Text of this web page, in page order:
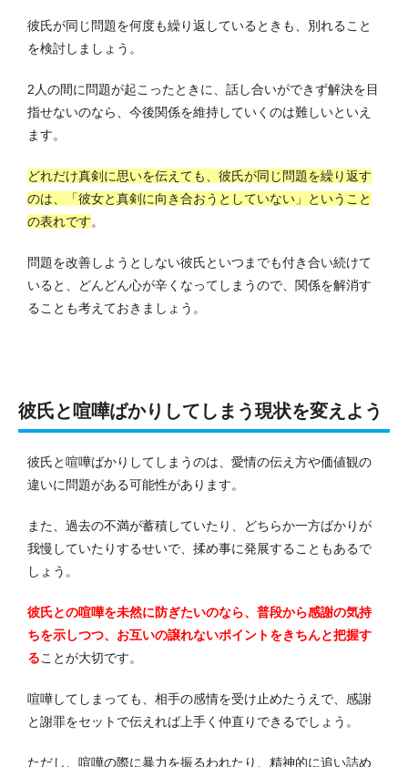
彼氏が同じ問題を何度も繰り返しているときも、別れること
を検討しましょう。
2人の間に問題が起こったときに、話し合いができず解決を目
指せないのなら、今後関係を維持していくのは難しいといえ
ます。
どれだけ真剣に思いを伝えても、彼氏が同じ問題を繰り返す
のは、「彼女と真剣に向き合おうとしていない」ということ
の表れです。
問題を改善しようとしない彼氏といつまでも付き合い続けて
いると、どんどん心が辛くなってしまうので、関係を解消す
ることも考えておきましょう。
彼氏と喧嘩ばかりしてしまう現状を変えよう
彼氏と喧嘩ばかりしてしまうのは、愛情の伝え方や価値観の
違いに問題がある可能性があります。
また、過去の不満が蓄積していたり、どちらか一方ばかりが
我慢していたりするせいで、揉め事に発展することもあるで
しょう。
彼氏との喧嘩を未然に防ぎたいのなら、普段から感謝の気持
ちを示しつつ、お互いの譲れないポイントをきちんと把握す
ることが大切です。
喧嘩してしまっても、相手の感情を受け止めたうえで、感謝
と謝罪をセットで伝えれば上手く仲直りできるでしょう。
ただし、喧嘩の際に暴力を振るわれたり、精神的に追い詰め